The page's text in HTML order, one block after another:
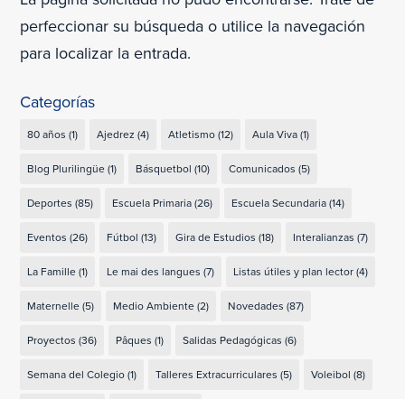
perfeccionar su búsqueda o utilice la navegación
para localizar la entrada.
Categorías
80 años (1) Ajedrez (4) Atletismo(12) Aula Viva(1)
Blog Plurilingüe(1) Básquetbol (10) Comunicados (5)
Deportes (85) Escuela Primaria(26) Escuela Secundaria(14)
Eventos (26) Fútbol (13) Gira de Estudios (18) Interalianzas (7)
La Famille(1) Le mai des langues (7) Listas útiles y plan lector(4)
Maternelle(5) Medio Ambiente(2) Novedades (87)
Proyectos (36) Pâques (1) Salidas Pedagógicas (6)
Semana del Colegio(1) Talleres Extracurriculares (5) Voleibol (8)